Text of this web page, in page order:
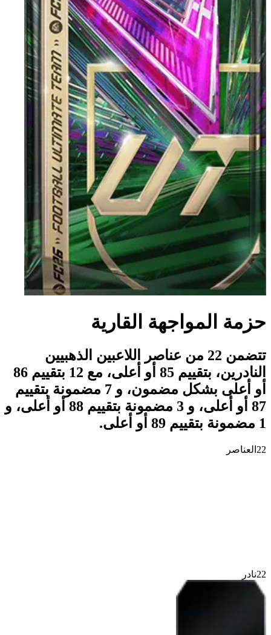
حزمة المواجهة القارية
تتضمن 22 من عناصر اللاعبين الذهبيين
النادرين، بتقييم 85 أو أعلى، مع 12 بتقييم 86
أو أعلى بشكل مضمون، و 7 مضمونة بتقييم
87 أو أعلى، و 3 مضمونة بتقييم 88 أو أعلى، و
1 مضمونة بتقييم 89 أو أعلى.
22 العناصر
22نادر